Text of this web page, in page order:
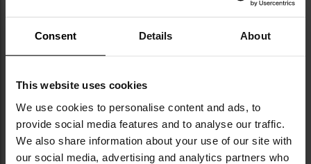
Consent Details About
This website uses cookies
We use cookies to personalise content and ads, to
provide social media features and to analyse our traffic.
We also share information about your use of our site with
our social media, advertising and analytics partners who